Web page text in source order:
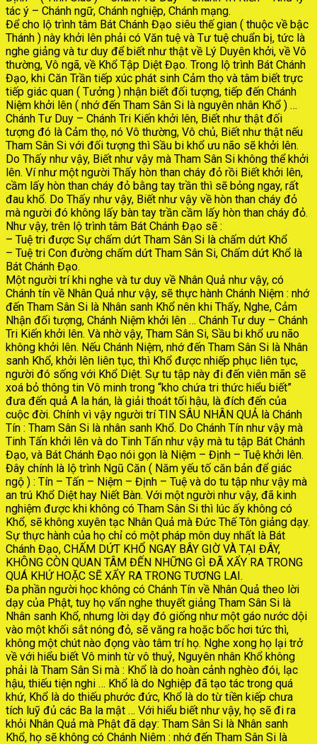
tác ý – Chánh ngữ, Chánh nghiệp, Chánh mạng.
Để cho lộ trình tâm Bát Chánh Đạo siêu thế gian ( thuộc về bậc
Thánh ) này khởi lên phải có Văn tuệ và Tư tuệ chuẩn bị, tức là
nghe giảng và tư duy để biết như thật về Lý Duyên khởi, về Vô
thường, Vô ngã, về Khổ Tập Diệt Đạo. Trong lộ trình Bát Chánh
Đạo, khi Căn Trần tiếp xúc phát sinh Cảm thọ và tâm biết trực
tiếp giác quan ( Tưởng ) nhận biết đối tượng, tiếp đến Chánh
Niệm khởi lên ( nhớ đến Tham Sân Si là nguyên nhân Khổ ) …
Chánh Tư Duy – Chánh Tri Kiến khởi lên, Biết như thật đối
tượng đó là Cảm thọ, nó Vô thường, Vô chủ, Biết như thật nếu
Tham Sân Si với đối tượng thì Sầu bi khổ ưu não sẽ khởi lên.
Do Thấy như vậy, Biết như vậy mà Tham Sân Si không thể khởi
lên. Ví như một người Thấy hòn than cháy đỏ rồi Biết khởi lên,
cầm lấy hòn than cháy đỏ bằng tay trần thì sẽ bỏng ngay, rất
đau khổ. Do Thấy như vậy, Biết như vậy về hòn than cháy đỏ
mà người đó không lấy bàn tay trần cầm lấy hòn than cháy đỏ.
Như vậy, trên lộ trình tâm Bát Chánh Đạo sẽ :
– Tuệ tri được Sự chấm dứt Tham Sân Si là chấm dứt Khổ
– Tuệ tri Con đường chấm dứt Tham Sân Si, Chấm dứt Khổ là
Bát Chánh Đạo.
Một người trí khi nghe và tư duy về Nhân Quả như vậy, có
Chánh tín về Nhân Quả như vậy, sẽ thực hành Chánh Niệm : nhớ
đến Tham Sân Si là Nhân sanh Khổ nên khi Thấy, Nghe, Cảm
Nhận đối tượng, Chánh Niệm khởi lên … Chánh Tư duy – Chánh
Tri Kiến khởi lên. Và nhờ vậy, Tham Sân Si, Sầu bi khổ ưu não
không khởi lên. Nếu Chánh Niệm, nhớ đến Tham Sân Si là Nhân
sanh Khổ, khởi lên liên tục, thì Khổ được nhiếp phục liên tục,
người đó sống với Khổ Diệt. Sự tu tập này đi đến viên mãn sẽ
xoá bỏ thông tin Vô minh trong “kho chứa tri thức hiểu biết”
đưa đến quả A la hán, là giải thoát tối hậu, là đích đến của
cuộc đời. Chính vì vậy người trí TIN SÂU NHÂN QUẢ là Chánh
Tín : Tham Sân Si là nhân sanh Khổ. Do Chánh Tín như vậy mà
Tinh Tấn khởi lên và do Tinh Tấn như vậy mà tu tập Bát Chánh
Đạo, và Bát Chánh Đạo nói gọn là Niệm – Định – Tuệ khởi lên.
Đây chính là lộ trình Ngũ Căn ( Năm yếu tố căn bản để giác
ngộ ) : Tín – Tấn – Niệm – Định – Tuệ và do tu tập như vậy mà
an trú Khổ Diệt hay Niết Bàn. Với một người như vậy, đã kinh
nghiệm được khi không có Tham Sân Si thì lúc ấy không có
Khổ, sẽ không xuyên tạc Nhân Quả mà Đức Thế Tôn giảng dạy.
Sự thực hành của họ chỉ có một pháp môn duy nhất là Bát
Chánh Đạo, CHẤM DỨT KHỔ NGAY BÂY GIỜ VÀ TẠI ĐÂY,
KHÔNG CÒN QUAN TÂM ĐẾN NHỮNG GÌ ĐÃ XẨY RA TRONG
QUÁ KHỨ HOẶC SẼ XẨY RA TRONG TƯƠNG LAI.
Đa phần người học không có Chánh Tín về Nhân Quả theo lời
dạy của Phật, tuy họ vẩn nghe thuyết giảng Tham Sân Si là
Nhân sanh Khổ, nhưng lời dạy đó giống như một gáo nước dội
vào một khối sắt nóng đỏ, sẽ văng ra hoặc bốc hơi tức thì,
không một chút nào đọng vào tâm trí họ. Nghe xong họ lại trở
về với hiểu biết Vô minh từ vô thuỷ, Nguyên nhân Khổ không
phải là Tham Sân Si mà : Khổ là do hoàn cảnh nghèo đói, lạc
hậu, thiếu tiện nghi … Khổ là do Nghiệp đã tạo tác trong quá
khứ, Khổ là do thiếu phước đức, Khổ là do từ tiền kiếp chưa
tích luỹ đủ các Ba la mật … Với hiểu biết như vậy, họ sẽ đi ra
khỏi Nhân Quả mà Phật đã dạy: Tham Sân Si là Nhân sanh
Khổ, họ sẽ không có Chánh Niêm : nhớ đến Tham Sân Si là